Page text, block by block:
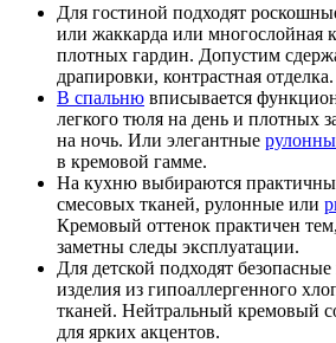
Для гостиной подходят
или жаккарда или многослойная
плотных гардин. Допустим
драпировки, контрастная отделка.
В спальню вписывается
легкого тюля на день и плотных
на ночь. Или элегантные
в кремовой гамме.
На кухню выбираются
смесовых тканей, рулонные или
Кремовый оттенок практичен
заметны следы эксплуатации.
Для детской подходят
изделия из гипоаллергенного
тканей. Нейтральный кремовый
для ярких акцентов.